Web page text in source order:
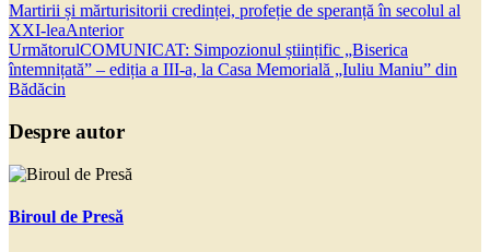
Martirii și mărturisitorii credinței, profeție de speranță în secolul al
XXI-leaAnterior
UrmătorulCOMUNICAT: Simpozionul științific „Biserica
întemnițată” – ediția a III-a, la Casa Memorială „Iuliu Maniu” din
Bădăcin
Despre autor
Biroul de Presă